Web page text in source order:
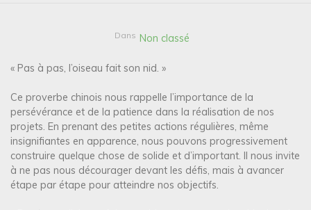
Dans Non classé
« Pas à pas, l’oiseau fait son nid. »
Ce proverbe chinois nous rappelle l’importance de la
persévérance et de la patience dans la réalisation de nos
projets. En prenant des petites actions régulières, même
insignifiantes en apparence, nous pouvons progressivement
construire quelque chose de solide et d’important. Il nous invite
à ne pas nous décourager devant les défis, mais à avancer
étape par étape pour atteindre nos objectifs.